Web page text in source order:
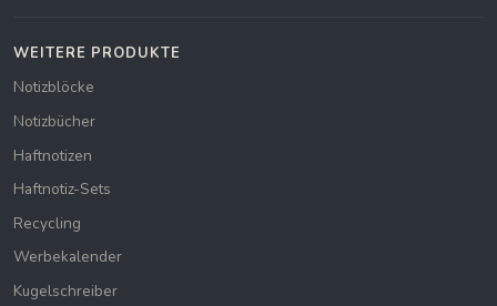
WEITERE PRODUKTE
Notizblöcke
Notizbücher
Haftnotizen
Haftnotiz-Sets
Recycling
Werbekalender
Kugelschreiber